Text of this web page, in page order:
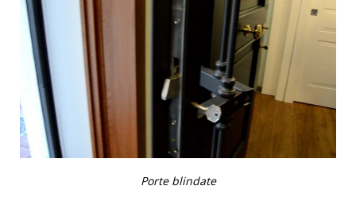
Porte blindate